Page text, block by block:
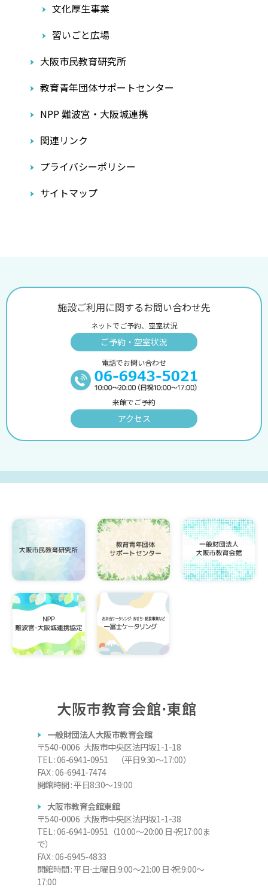
文化厚生事業
習いごと広場
大阪市民教育研究所
教育青年団体サポートセンター
NPP 難波宮・大阪城連携
関連リンク
プライバシーポリシー
サイトマップ
施設ご利用に関するお問い合わせ先
ネットでご予約、空室状況
ご予約・空室状況
電話でお問い合わせ
来館でご予約
アクセス
大阪市教育会館⋅東館
一般財団法人大阪市教育会館
〒540-0006 大阪市中央区法円坂1-1-18
TEL : 06-6941-0951 （平日9:30～17:00）
FAX : 06-6941-7474
開館時間 : 平日8:30～19:00
大阪市教育会館東館
〒540-0006 大阪市中央区法円坂1-1-38
TEL : 06-6941-0951（10:00～20:00 日⋅祝17:00ま
で）
FAX : 06-6945-4833
開館時間 : 平日⋅土曜日:9:00～21:00 日⋅祝:9:00～
17:00